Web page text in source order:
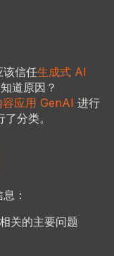
该信任生成式 AI
道原因？
应用 GenAI 进行
分类。
：
关的主要问题